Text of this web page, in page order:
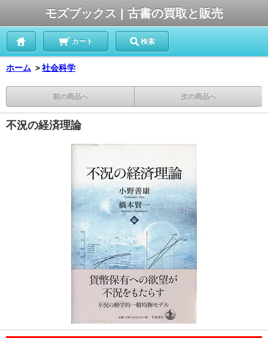
モズブックス | 古書の買取と販売
カート 検索
ホーム ＞社会科学
前の商品へ 次の商品へ
不況の経済理論